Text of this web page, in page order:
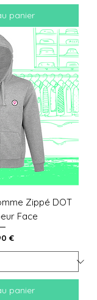
panier
Zippé DOT
Face
€
panier